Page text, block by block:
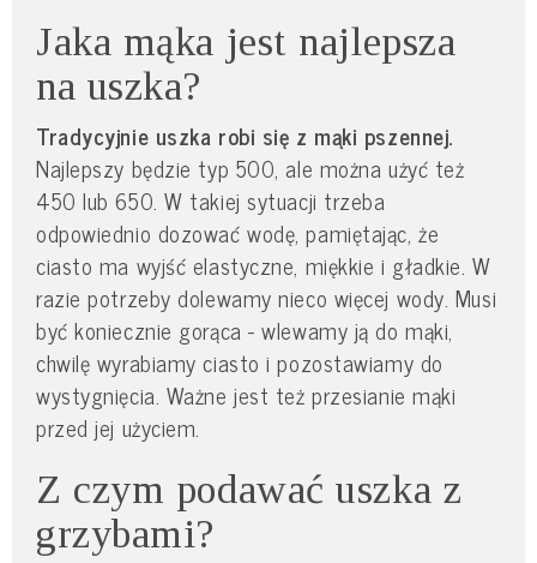
Jaka mąka jest najlepsza
na uszka?
Tradycyjnie uszka robi się z mąki pszennej.
Najlepszy będzie typ 500, ale można użyć też
450 lub 650. W takiej sytuacji trzeba
odpowiednio dozować wodę, pamiętając, że
ciasto ma wyjść elastyczne, miękkie i gładkie. W
razie potrzeby dolewamy nieco więcej wody. Musi
być koniecznie gorąca - wlewamy ją do mąki,
chwilę wyrabiamy ciasto i pozostawiamy do
wystygnięcia. Ważne jest też przesianie mąki
przed jej użyciem.
Z czym podawać uszka z
grzybami?